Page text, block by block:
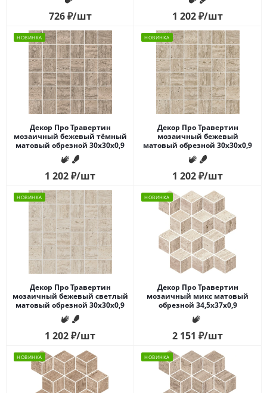
726₽/шт 1 202₽/шт
НОВИНКА
Декор Про Травертин
мозаичный бежевый тёмный
матовый обрезной 30x30x0,9
1 202₽/шт
НОВИНКА
Декор Про Травертин
мозаичный бежевый
матовый обрезной 30x30x0,9
1 202₽/шт
НОВИНКА
Декор Про Травертин
мозаичный бежевый светлый
матовый обрезной 30x30x0,9
1 202₽/шт
НОВИНКА
Декор Про Травертин
мозаичный микс матовый
обрезной 34,5x37x0,9
2 151 ₽/шт
НОВИНКА НОВИНКА